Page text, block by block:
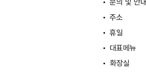
문의 및 안내
주소
휴일
대표메뉴
화장실